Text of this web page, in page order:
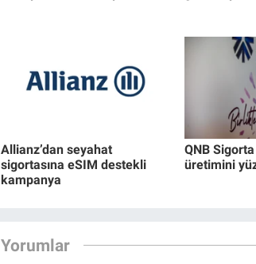
Allianz’dan seyahat
sigortasına eSIM destekli
kampanya
QNB
üretimini
Yorumlar